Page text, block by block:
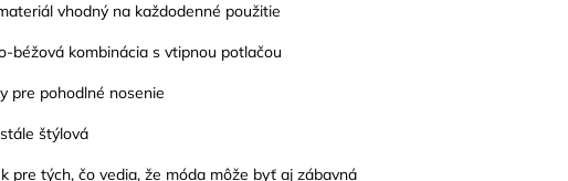
vhodný na každodenné použitie
béžová kombinácia s vtipnou potlačou
pre pohodlné nosenie
štýlová
pre tých, čo vedia, že móda môže byť aj zábavná